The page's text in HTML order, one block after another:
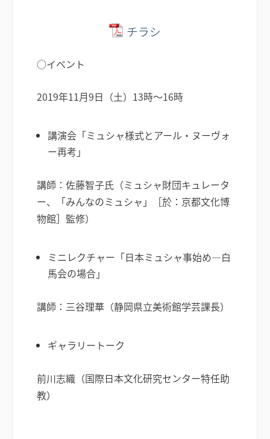
チラシ
○イベント
2019年11月9日（土）13時～16時
講演会「ミュシャ様式とアール・ヌーヴォ
ー再考」
講師：佐藤智子氏（ミュシャ財団キュレータ
ー、「みんなのミュシャ」［於：京都文化博
物館］監修）
ミニレクチャー「日本ミュシャ事始め―白
馬会の場合」
講師：三谷理華（静岡県立美術館学芸課長）
ギャラリートーク
前川志織（国際日本文化研究センター特任助
教）